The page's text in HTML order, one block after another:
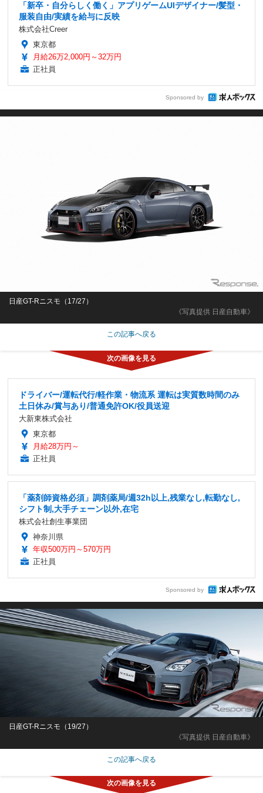
「新卒・自分らしく働く」アプリゲームUIデザイナー/髪型・
服装自由/実績を給与に反映
株式会社Creer
東京都
月給26万2,000円～32万円
正社員
Sponsored by
《写真提供 日産自動車》
日産GT-Rニスモ（17/27）
この記事へ戻る
ドライバー/運転代行/軽作業・物流系 運転は実質数時間のみ
土日休み/賞与あり/普通免許OK/役員送迎
大新東株式会社
東京都
月給28万円～
正社員
「薬剤師資格必須」調剤薬局/週32h以上,残業なし,転勤なし,
シフト制,大手チェーン以外,在宅
株式会社創生事業団
神奈川県
年収500万円～570万円
正社員
Sponsored by
《写真提供 日産自動車》
日産GT-Rニスモ（19/27）
この記事へ戻る